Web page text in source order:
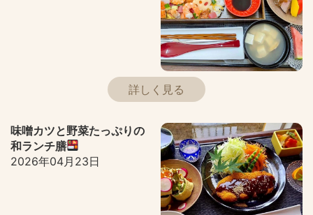
詳しく見る
味噌カツと野菜たっぷりの
和ランチ膳
2026年04月23日